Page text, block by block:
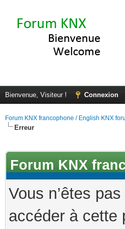
Bienvenue, Visiteur ! Connexion
Forum KNX francophone / English KNX
Erreur
Forum KNX
Vous n’êtes
accéder à cette